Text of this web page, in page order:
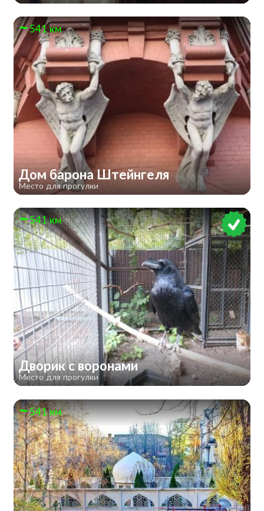
541 км
Дом барона Штейнгеля
Место для прогулки
541 км
Дворик с воронами
Место для прогулки
541 км